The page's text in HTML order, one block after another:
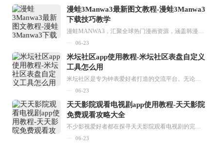
漫蛙3Manwa3最新图文教程-漫蛙3Manwa3
下载技巧教学
漫蛙MANWA3，汇聚全球热门漫画资源，涵盖韩漫、欧美漫画、国漫等多种类型，题材丰富多样，全方位满足用户阅读喜好。它不仅是阅读平台，更是创作平台，为广大用户打造零门槛创作环境。...
06-23
米坛社区app使用教程-米坛社区表盘自定义
工具怎么用
米坛社区是专为钟表爱好者打造的交流平台。无论你是初涉钟表领域的普通爱好者，还是拥有多年收藏经验的资深玩家，都能在此找到属于自己的天地。 无需注册，就能轻松参与其中。通过专业的讨论论坛与丰富的交互功能，你可与世界各地的钟表爱好者畅快交流。若你钟情于钟表，米坛社区无疑是值得一试的理想之选。在这里，你能获取最新的手表资讯，交流见解，提升鉴赏品味，让每一块手表都成为收藏故事中重要的一部分。感兴趣的朋友，不要错过下载机会。...
06-23
天天影院观看电视剧app使用教程-天天影院
免费观看攻略大全
不少影视爱好者都在探寻天天影院观看电视剧的完整方法，结合最新平台使用规则，本篇新手入门攻略全面讲解观看渠道、检索流程、播放设置以及画面模式调整等实用内容。全文适配手机、电脑等主流设备，步骤简洁易懂，无论是初次使用的新手，还是想要优化观影体验的用户，都能参照内容快速上手，熟练掌握平台各项操作技巧，轻松畅享影视内容。...
06-23